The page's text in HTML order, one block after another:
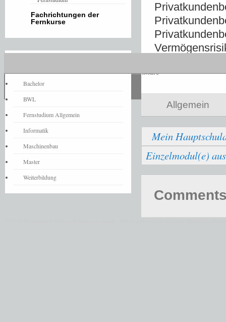
Share
Allgemein
Mein
Einzelmodul(e)
Fachrichtungen der
Fernkurse
Bachelor
BWL
Fernstudium Allgemein
Informatik
Maschinenbau
Master
Weiterbildung